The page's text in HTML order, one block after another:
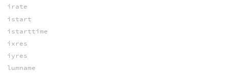
irate
istart
istarttime
ixres
iyres
lumname